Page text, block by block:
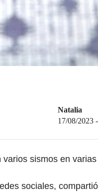
Natalia
17/08/2023
sismos en
sociales,